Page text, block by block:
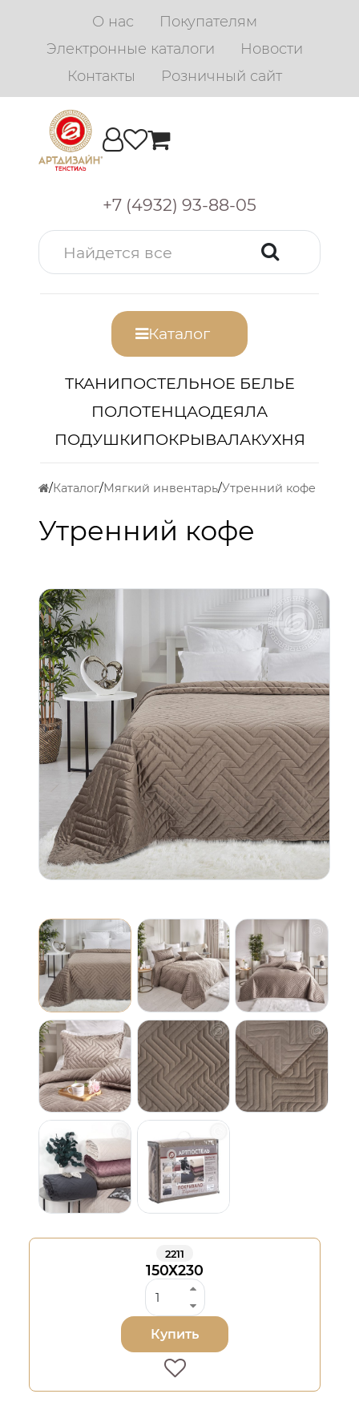
О нас
Покупателям
Электронные каталоги
Новости
Контакты
Розничный сайт
+7 (4932) 93-88-05
Каталог
ТКАНИПОСТЕЛЬНОЕ БЕЛЬЕ
ПОЛОТЕНЦАОДЕЯЛА
ПОДУШКИПОКРЫВАЛАКУХНЯ
Каталог Мягкий инвентарь Утренний кофе
Утренний кофе
2211
150Х230
Купить